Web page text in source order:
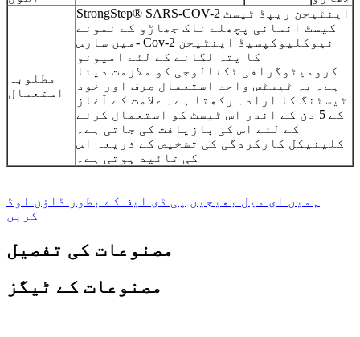
مطلوبہ
استعمال
StrongStep® SARS-COV-2 اینٹیجن ریپڈ ٹیسٹ
کیسٹ انسانی پچھلے ناک جھاڑو کے نمونے
میں سارس- Cov-2 نیوکلیوکپسیڈ اینٹیجن
کا پتہ لگانے کے لئے امیونو
کرومیٹوگرافی ٹکنالوجی کو ملازمت دیتا
ہے۔ یہ ٹیسٹس واحد استعمال صرف اور خود
ٹیسٹنگ کا ارادہ رکھتا ہے۔ علامت کے آغاز
کے 5 دن کے اندر اس ٹیسٹ کو استعمال کرنے
کے لئے اس کی بازیافت کی جاتی ہے۔
کلینیکل کارکردگی کی تشخیص کے ذریعہ اس
کی تائید ہوتی ہے۔
ہمیں ای میل بھیجیں پی ڈی ایف کے بطور ڈاؤن لوڈ
کریں
مصنوعات کی تفصیل
مصنوعات کے ٹیگز